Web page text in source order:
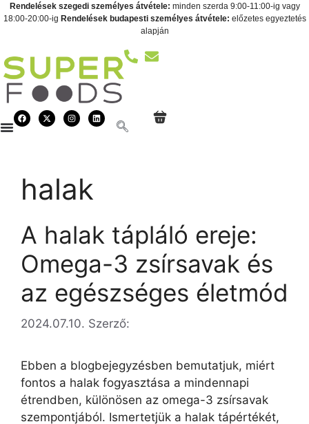
Rendelések szegedi személyes átvétele: minden szerda 9:00-11:00-ig vagy
18:00-20:00-ig Rendelések budapesti személyes átvétele: előzetes egyeztetés
alapján
halak
A halak tápláló ereje:
Omega-3 zsírsavak és
az egészséges életmód
2024.07.10. Szerző:
Ebben a blogbejegyzésben bemutatjuk, miért
fontos a halak fogyasztása a mindennapi
étrendben, különösen az omega-3 zsírsavak
szempontjából. Ismertetjük a halak tápértékét,